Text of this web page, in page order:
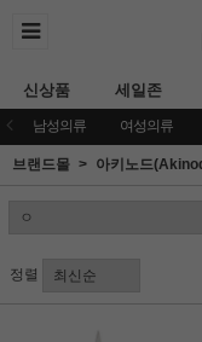
신상품 세일존
남성의류 여성의류
브랜드몰 아키노드
정렬